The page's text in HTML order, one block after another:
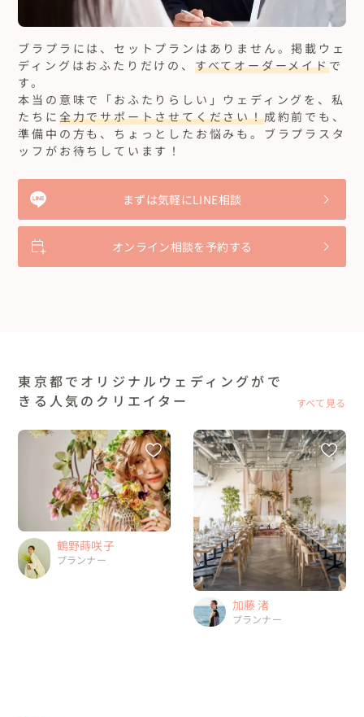
ブラプラには、セットプランはありません。掲載ウェ
ディングはおふたりだけの、 すべてオーダーメイドで
す。
本当の意味で「おふたりらしい」ウェディングを、私
たちに 全力でサポートさせてください！成約前でも、
準備中の方も、ちょっとしたお悩みも。ブラプラスタ
ッフがお待ちしています！
まずは気軽にLINE相談
オンライン相談を予約する
東京都でオリジナルウェディングがで
きる人気のクリエイター
すべて見る
鶴野蒔咲子
プランナー
加藤 渚
プランナー